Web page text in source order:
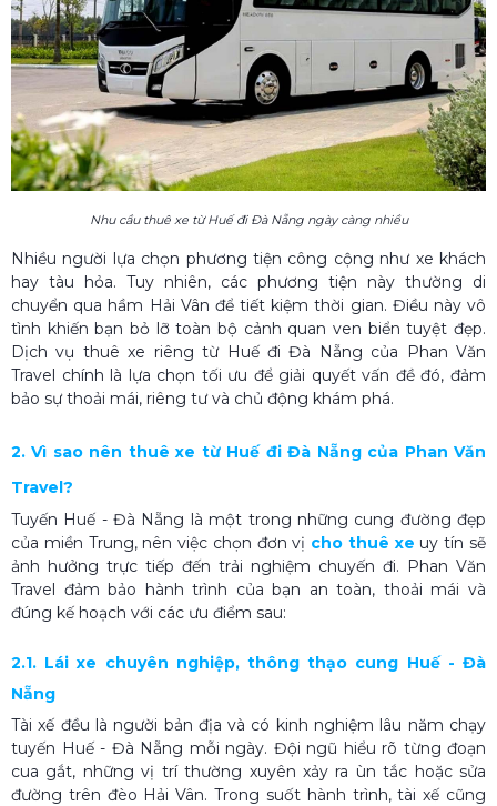
Nhu cầu thuê xe từ Huế đi Đà Nẵng ngày càng nhiều
Nhiều người lựa chọn phương tiện công cộng như xe khách
hay tàu hỏa. Tuy nhiên, các phương tiện này thường di
chuyển qua hầm Hải Vân để tiết kiệm thời gian. Điều này vô
tình khiến bạn bỏ lỡ toàn bộ cảnh quan ven biển tuyệt đẹp.
Dịch vụ thuê xe riêng từ Huế đi Đà Nẵng của Phan Văn
Travel chính là lựa chọn tối ưu để giải quyết vấn đề đó, đảm
bảo sự thoải mái, riêng tư và chủ động khám phá.
2. Vì sao nên thuê xe từ Huế đi Đà Nẵng của Phan Văn
Travel?
Tuyến Huế - Đà Nẵng là một trong những cung đường đẹp
của miền Trung, nên việc chọn đơn vị cho thuê xe uy tín sẽ
ảnh hưởng trực tiếp đến trải nghiệm chuyến đi. Phan Văn
Travel đảm bảo hành trình của bạn an toàn, thoải mái và
đúng kế hoạch với các ưu điểm sau:
2.1. Lái xe chuyên nghiệp, thông thạo cung Huế - Đà
Nẵng
Tài xế đều là người bản địa và có kinh nghiệm lâu năm chạy
tuyến Huế - Đà Nẵng mỗi ngày. Đội ngũ hiểu rõ từng đoạn
cua gắt, những vị trí thường xuyên xảy ra ùn tắc hoặc sửa
đường trên đèo Hải Vân. Trong suốt hành trình, tài xế cũng